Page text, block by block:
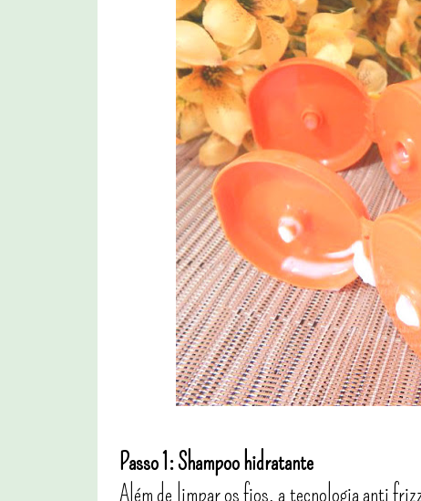
Passo 1: Shampoo hidratante
Além de limpar os fios, a tecnologia anti